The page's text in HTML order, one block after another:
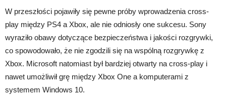
W przeszłości pojawiły się pewne próby wprowadzenia cross-
play między PS4 a Xbox, ale nie odniosły one sukcesu. Sony
wyraziło obawy dotyczące bezpieczeństwa i jakości rozgrywki,
co spowodowało, że nie zgodzili się na wspólną rozgrywkę z
Xbox. Microsoft natomiast był bardziej otwarty na cross-play i
nawet umożliwił grę między Xbox One a komputerami z
systemem Windows 10.